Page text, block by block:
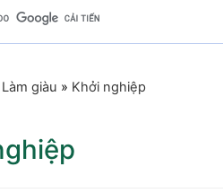
Làm giàu » Khởi nghiệp